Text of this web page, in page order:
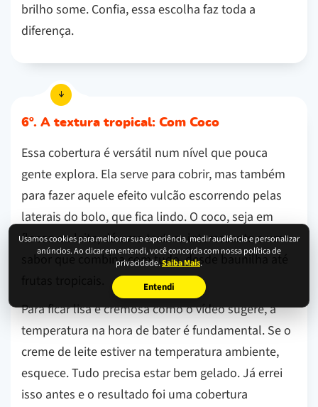
Usamos cookies para melhorar sua experiência, medir audiência e personalizar
anúncios. Ao clicar em entendi, você concorda com nossa política de
privacidade.Saiba Mais.
Entendi
brilho some. Confia, essa escolha faz toda a
diferença.
6º. A textura tropical: Com Coco
Essa cobertura é versátil num nível que pouca
gente explora. Ela serve para cobrir, mas também
para fazer aquele efeito vulcão escorrendo pelas
laterais do bolo, que fica lindo. O coco, seja em
flocos ou leite, dá uma textura interessante e um
sabor que combina com tudo, desde baunilha até
Para ficar lisa e cremosa como o vídeo sugere, a
temperatura na hora de bater é fundamental. Se o
creme de leite estiver na temperatura ambiente,
esquece. Tudo precisa estar bem gelado. Já errei
isso antes e o resultado foi uma cobertura